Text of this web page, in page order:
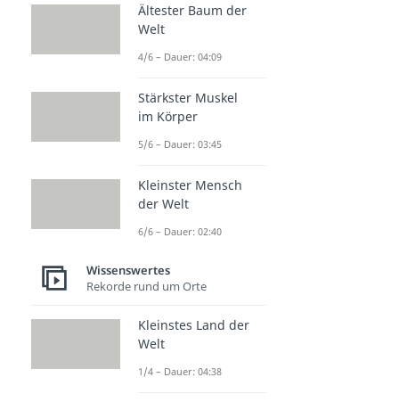
Ältester Baum der
Welt
4/6 – Dauer: 04:09
Stärkster Muskel
im Körper
5/6 – Dauer: 03:45
Kleinster Mensch
der Welt
6/6 – Dauer: 02:40
Wissenswertes
Rekorde rund um Orte
Kleinstes Land der
Welt
1/4 – Dauer: 04:38